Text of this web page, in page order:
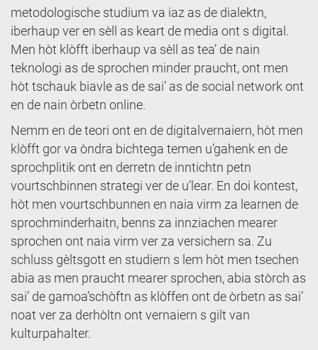
metodologische studium va iaz as de dialektn,
iberhaup ver en sèll as keart de media ont s digital.
Men hòt klòfft iberhaup va sèll as tea’ de nain
teknologi as de sprochen minder praucht, ont men
hòt tschauk biavle as de sai’ as de social network ont
en de nain òrbetn online.
Nemm en de teori ont en de digitalvernaiern, hòt men
klòfft gor va òndra bichtega temen u’gahenk en de
sprochplitik ont en derretn de inntichtn petn
vourtschbinnen strategi ver de u’lear. En doi kontest,
hòt men vourtschbunnen en naia virm za learnen de
sprochminderhaitn, benns za innziachen mearer
sprochen ont naia virm ver za versichern sa. Zu
schluss gèltsgott en studiern s lem hòt men tsechen
abia as men praucht mearer sprochen, abia stòrch as
sai’ de gamoa’schòftn as klòffen ont de òrbetn as sai’
noat ver za derhòltn ont vernaiern s gilt van
kulturpahalter.